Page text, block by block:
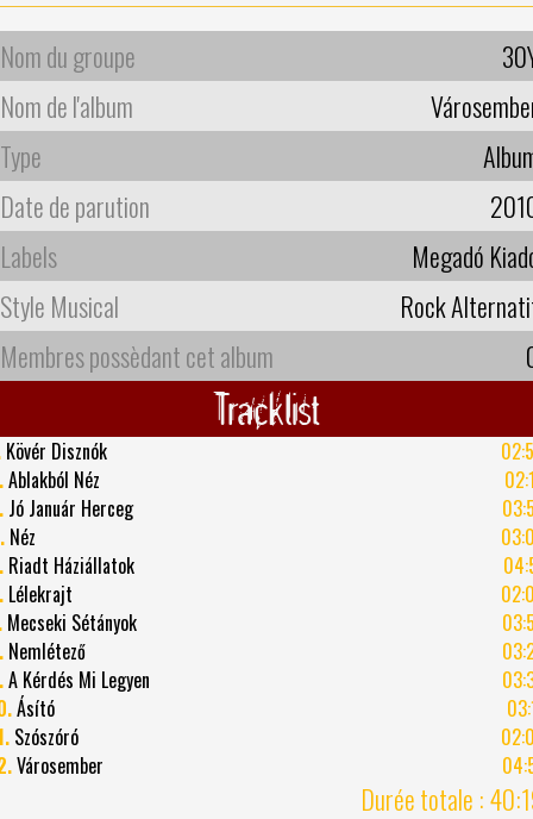
Nom du groupe
Nom de l'album
Type
Date de parution
Labels
Megadó
Style Musical
Rock
Membres possèdant cet album
Tracklist
Kövér Disznók
Ablakból Néz
Jó Január Herceg
Néz
Riadt Háziállatok
Lélekrajt
Mecseki Sétányok
Nemlétező
A Kérdés Mi Legyen
Ásító
Szószóró
Városember
Durée totale :